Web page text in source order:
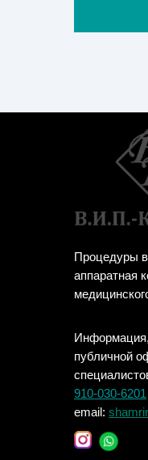
Процедуры
аппаратная
публичной
910-030-6201
email: